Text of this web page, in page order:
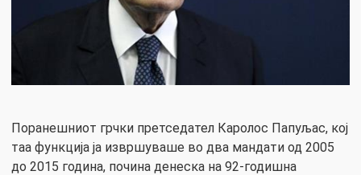
Поранешниот грчки претседател Каролос Папуљас, кој
таа функција ја извршуваше во два мандати од 2005
до 2015 година, почина денеска на 92-годишна